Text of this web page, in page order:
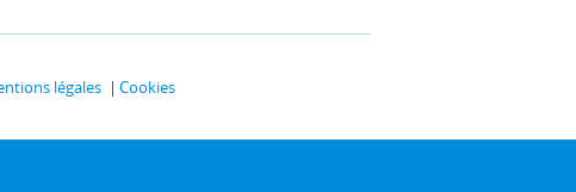
légales Cookies